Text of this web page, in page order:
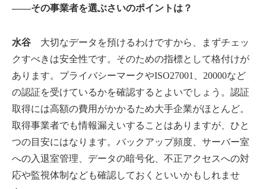
――その事業者を選ぶさいのポイントは？
水谷 大切なデータを預けるわけですから、まずチェッ
クすべきは安全性です。そのための指標として格付けが
あります。プライバシーマークやISO27001、20000など
の認証を受けているかを確認するとよいでしょう。認証
取得には高額の費用がかかるため大手企業がほとんど。
取得事業者でも情報漏えいすることはありますが、ひと
つの目安にはなります。バックアップ頻度、サーバー室
への入退室管理、データの暗号化、不正アクセスへの対
応や監視体制なども確認しておくといいかもしれませ